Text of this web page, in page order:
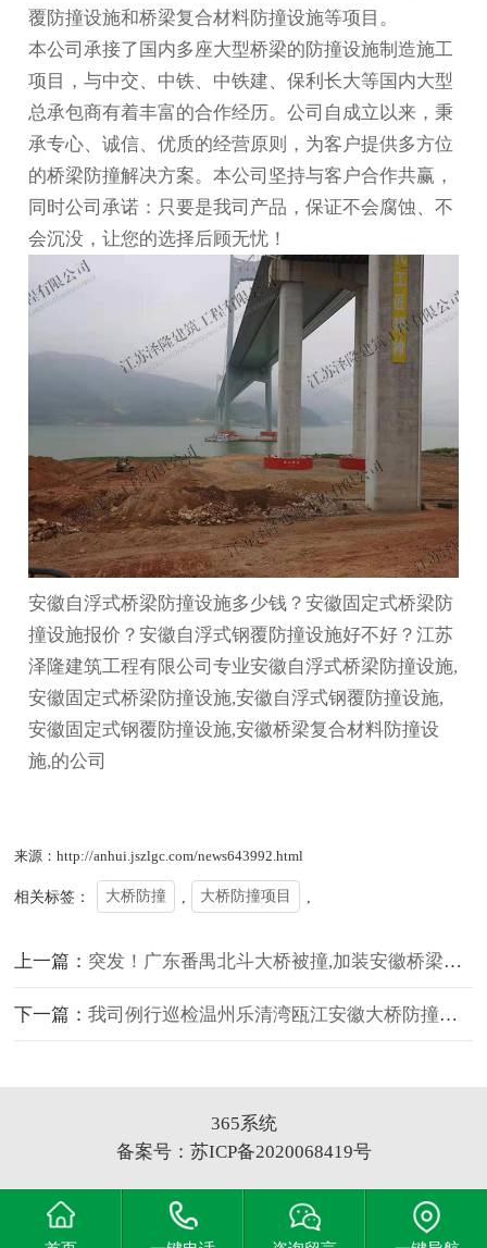
覆防撞设施和桥梁复合材料防撞设施等项目。
本公司承接了国内多座大型桥梁的防撞设施制造施工
项目，与中交、中铁、中铁建、保利长大等国内大型
总承包商有着丰富的合作经历。公司自成立以来，秉
承专心、诚信、优质的经营原则，为客户提供多方位
的桥梁防撞解决方案。本公司坚持与客户合作共赢，
同时公司承诺：只要是我司产品，保证不会腐蚀、不
会沉没，让您的选择后顾无忧！
安徽自浮式桥梁防撞设施多少钱？安徽固定式桥梁防
撞设施报价？安徽自浮式钢覆防撞设施好不好？江苏
泽隆建筑工程有限公司专业安徽自浮式桥梁防撞设施,
安徽固定式桥梁防撞设施,安徽自浮式钢覆防撞设施,
安徽固定式钢覆防撞设施,安徽桥梁复合材料防撞设
施,的公司
来源：http://anhui.jszlgc.com/news643992.html
相关标签： 大桥防撞 大桥防撞项目
上一篇： 突发！广东番禺北斗大桥被撞,加装安徽桥梁防撞设施刻不容缓
下一篇：我司例行巡检温州乐清湾瓯江安徽大桥防撞项目
365系统
备案号： 苏ICP备2020068419号